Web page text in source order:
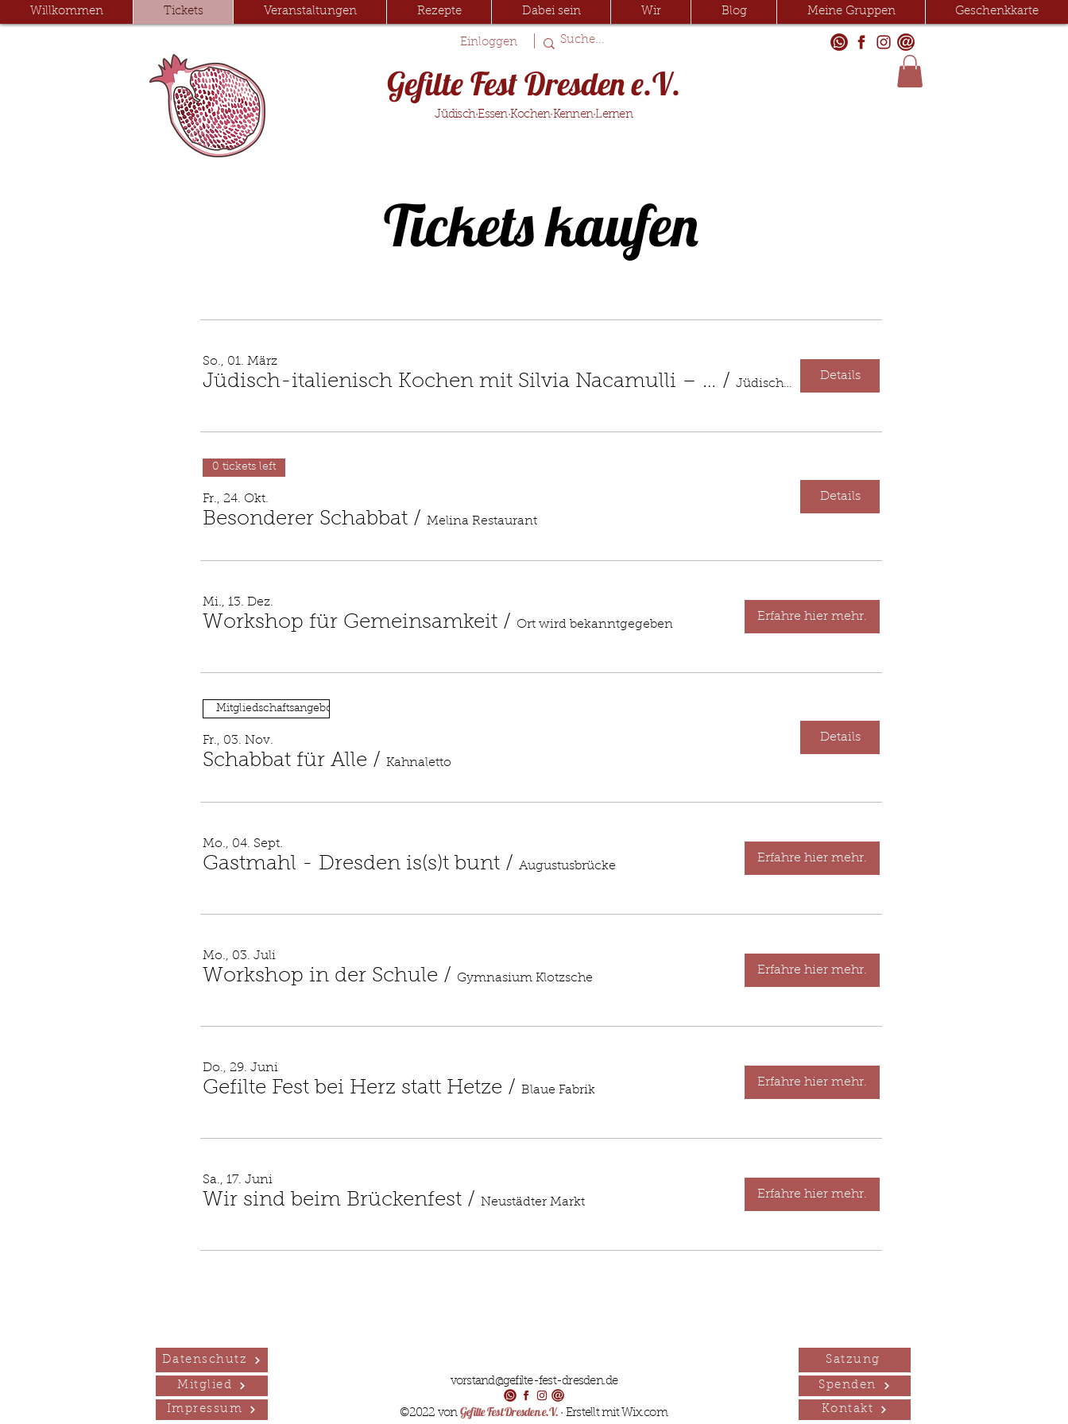
Willkommen Tickets Veranstaltungen Rezepte Dabei sein Wir Blog Meine Gruppen Geschenkkarte
Einloggen
Gefilte Fest Dresden e.V.
Jüdisch·Essen·Kochen·Kennen·Lernen
Tickets kaufen
So., 01. März
Jüdisch-italienisch Kochen mit Silvia Nacamulli – Ein kulinarisches Erlebnis / Jüdische Kultusgemeinde Dresden
Details
0 tickets left
Fr., 24. Okt.
Besonderer Schabbat / Melina Restaurant
Details
Mi., 13. Dez.
Workshop für Gemeinsamkeit / Ort wird bekanntgegeben
Erfahre hier mehr.
Mitgliedschaftsangebot
Fr., 03. Nov.
Schabbat für Alle / Kahnaletto
Details
Mo., 04. Sept.
Gastmahl - Dresden is(s)t bunt / Augustusbrücke
Erfahre hier mehr.
Mo., 03. Juli
Workshop in der Schule / Gymnasium Klotzsche
Erfahre hier mehr.
Do., 29. Juni
Gefilte Fest bei Herz statt Hetze / Blaue Fabrik
Erfahre hier mehr.
Sa., 17. Juni
Wir sind beim Brückenfest / Neustädter Markt
Erfahre hier mehr.
Datenschutz
Mitglied
Impressum
Satzung
vorstand@gefilte-fest-dresden.de
©2022 von Gefilte Fest Dresden e.V. · Erstellt mit Wix.com
Spenden
Kontakt